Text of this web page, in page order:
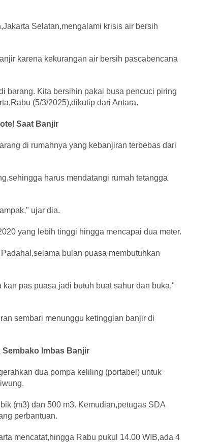
Selatan,mengalami krisis air bersih
karena kekurangan air bersih pascabencana
barang. Kita bersihin pakai busa pencuci piring
(5/3/2025),dikutip dari Antara.
Saat Banjir
di rumahnya yang kebanjiran terbebas dari
harus mendatangi rumah tetangga
ujar dia.
yang lebih tinggi hingga mencapai dua meter.
bulan puasa membutuhkan
pas puasa jadi butuh buat sahur dan buka,"
sembari menunggu ketinggian banjir di
Imbas Banjir
dua pompa keliling (portabel) untuk
(m3) dan 500 m3. Kemudian,petugas SDA
perbantuan.
mencatat,hingga Rabu pukul 14.00 WIB,ada 4